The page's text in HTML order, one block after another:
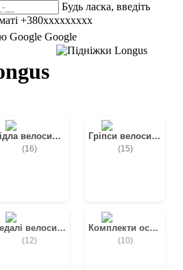
Будь ласка, введіть
+380ххххххххх
Google Google
Сідла велосипедні
(16)
Гріпси велосипедні
(15)
Педалі велосипедні
(12)
Комплекти освітлення
(10)